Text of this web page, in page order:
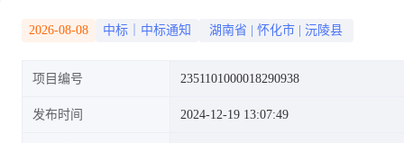
2026-08-08 中标｜中标通知 湖南省 怀化市 沅陵县
项目编号 2351101000018290938
发布时间 2024-12-19 13:07:49